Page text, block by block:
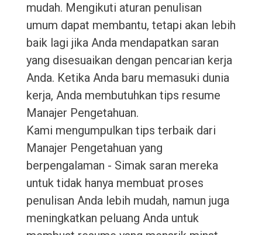
mudah. Mengikuti aturan penulisan
umum dapat membantu, tetapi akan lebih
baik lagi jika Anda mendapatkan saran
yang disesuaikan dengan pencarian kerja
Anda. Ketika Anda baru memasuki dunia
kerja, Anda membutuhkan tips resume
Manajer Pengetahuan.
Kami mengumpulkan tips terbaik dari
Manajer Pengetahuan yang
berpengalaman - Simak saran mereka
untuk tidak hanya membuat proses
penulisan Anda lebih mudah, namun juga
meningkatkan peluang Anda untuk